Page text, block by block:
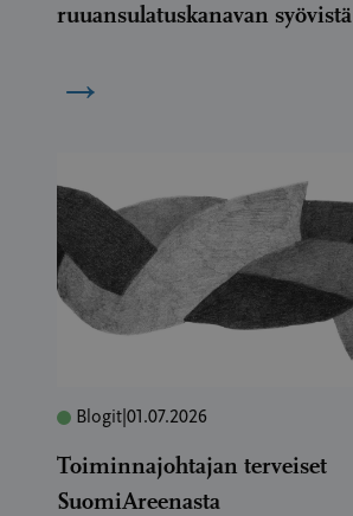
ruuansulatuskanavan syövistä
→
Blogit 01.07.2026
Toiminnajohtajan terveiset
SuomiAreenasta